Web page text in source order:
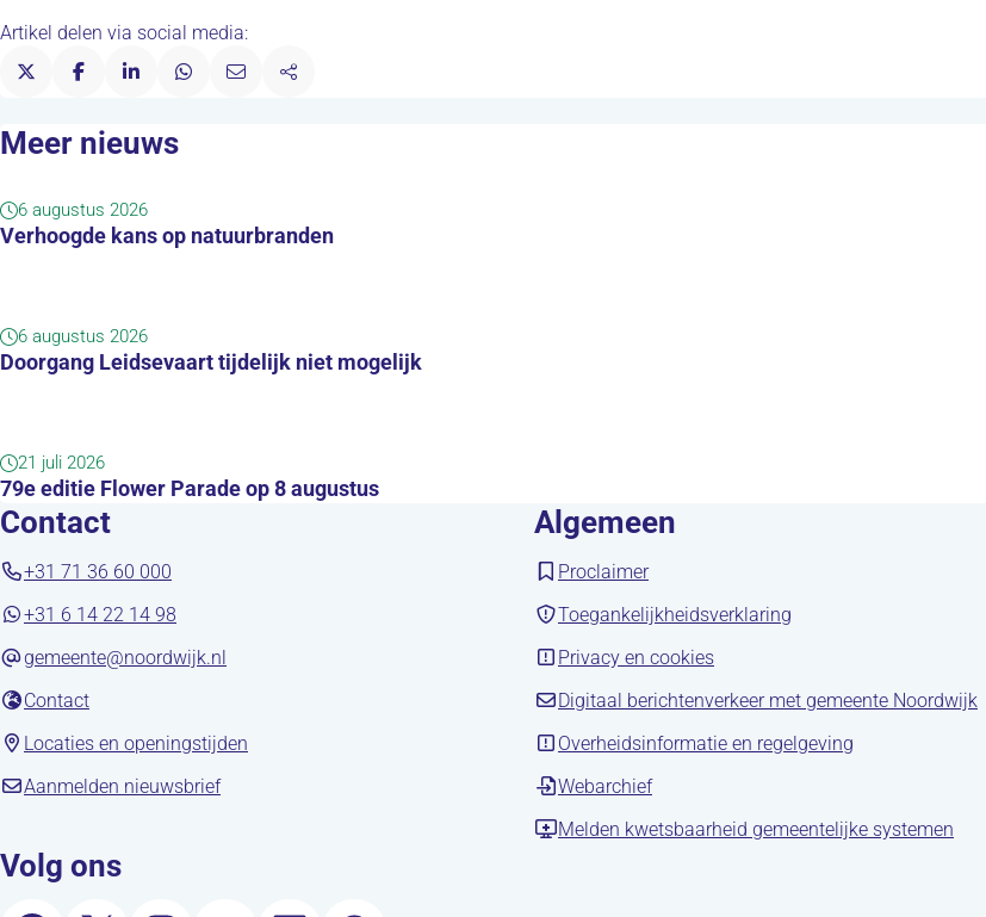
Artikel delen via social media:
Meer nieuws
Verhoogde kans op natuurbranden
6 augustus 2026
Doorgang Leidsevaart tijdelijk niet mogelijk
6 augustus 2026
79e editie Flower Parade op 8 augustus
21 juli 2026
Contact
+31 71 36 60 000
+31 6 14 22 14 98
gemeente@noordwijk.nl
Contact(opent in nieuw tabblad)
Locaties en openingstijden
Aanmelden nieuwsbrief(opent in nieuw tabblad)
Algemeen
Proclaimer(opent in nieuw tabblad)
Toegankelijkheidsverklaring
Privacy en cookies(opent in nieuw tabblad)
Digitaal berichtenverkeer met gemeente Noordwijk
Overheidsinformatie en regelgeving
Webarchief(opent in nieuw tabblad)
Melden kwetsbaarheid gemeentelijke systemen
Volg ons